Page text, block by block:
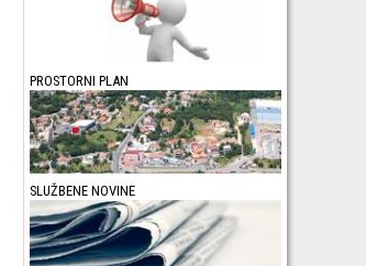
PROSTORNI PLAN
SLUŽBENE NOVINE